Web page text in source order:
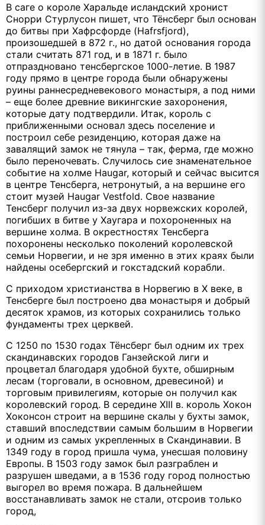
В саге о короле Харальде исландский хронист
Снорри Стурлусон пишет, что Тёнсберг был основан
до битвы при Хафрсфорде (Hafrsfjord),
произошедшей в 872 г., но датой основания города
стали считать 871 год, и в 1871 г. было
отпраздновано тенсбергское 1000-летие. В 1987
году прямо в центре города были обнаружены
руины раннесредневекового монастыря, а под ними
– еще более древние викингские захоронения,
которые дату подтвердили. Итак, король с
приближенными основал здесь поселение и
построил себе резиденцию, которая даже на
завалящий замок не тянула – так, ферма, где можно
было переночевать. Случилось сие знаменательное
событие на холме Haugar, который и сейчас высится
в центре Тенсберга, нетронутый, а на вершине его
стоит музей Haugar Vestfold. Свое название
Тенсберг получил из-за двух норвежских королей,
погибших в битве у Хаугара и похороненных на
вершине холма. В окрестностях Тенсберга
похоронены несколько поколений королевской
семьи Норвегии, и не зря именно в этих краях были
найдены осебергский и гокстадский корабли.
С приходом христианства в Норвегию в X веке, в
Тенсберге был построено два монастыря и добрый
десяток храмов, из которых сохранились только
фундаменты трех церквей.
С 1250 по 1530 годах Тёнсберг был одним их трех
скандинавских городов Ганзейской лиги и
процветал благодаря удобной бухте, обширным
лесам (торговали, в основном, древесиной) и
торговым привилегиям, которые он получил как
королевский город. В середине XIII в. король Хокон
Хоконсон строит на вершине скалы у бухты замок,
ставший впоследствии самым большим в Норвегии
и одним из самых укрепленных в Скандинавии. В
1349 году в город пришла чума, унесшая половину
Европы. В 1503 году замок был разграблен и
разрушен шведами, а в 1536 году город полностью
выгорел во время пожара. В дальнейшем
восстанавливать замок не стали, отсроив только
город,